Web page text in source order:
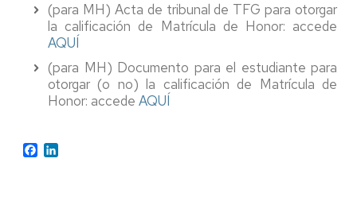
(para MH) Acta de tribunal de TFG para otorgar
la calificación de Matrícula de Honor: accede
AQUÍ
(para MH) Documento para el estudiante para
otorgar (o no) la calificación de Matrícula de
Honor: accede AQUÍ
Facebook